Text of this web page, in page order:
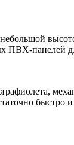
ПВХ-панелей
быстро